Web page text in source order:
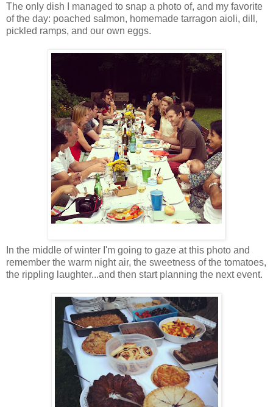
The only dish I managed to snap a photo of, and my favorite
of the day: poached salmon, homemade tarragon aioli, dill,
pickled ramps, and our own eggs.
In the middle of winter I'm going to gaze at this photo and
remember the warm night air, the sweetness of the tomatoes,
the rippling laughter...and then start planning the next event.